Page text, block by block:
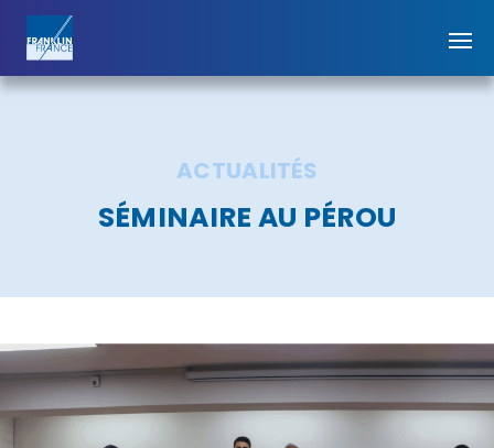
ACTUALITÉS
SÉMINAIRE AU PÉROU